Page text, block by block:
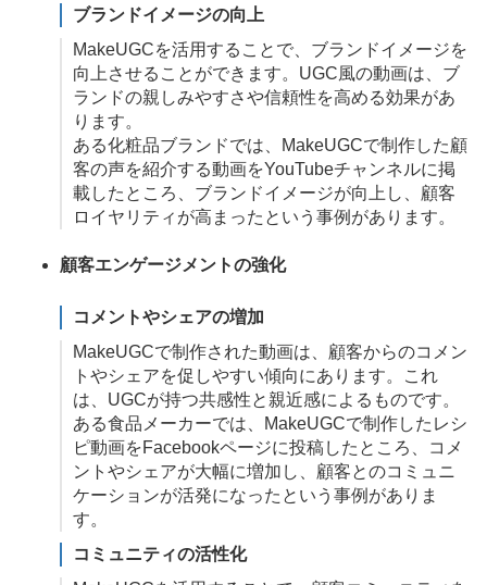
ブランドイメージの向上
MakeUGCを活用することで、ブランドイメージを
向上させることができます。UGC風の動画は、ブ
ランドの親しみやすさや信頼性を高める効果があ
ります。
ある化粧品ブランドでは、MakeUGCで制作した顧
客の声を紹介する動画をYouTubeチャンネルに掲
載したところ、ブランドイメージが向上し、顧客
ロイヤリティが高まったという事例があります。
顧客エンゲージメントの強化
コメントやシェアの増加
MakeUGCで制作された動画は、顧客からのコメン
トやシェアを促しやすい傾向にあります。これ
は、UGCが持つ共感性と親近感によるものです。
ある食品メーカーでは、MakeUGCで制作したレシ
ピ動画をFacebookページに投稿したところ、コメ
ントやシェアが大幅に増加し、顧客とのコミュニ
ケーションが活発になったという事例がありま
す。
コミュニティの活性化